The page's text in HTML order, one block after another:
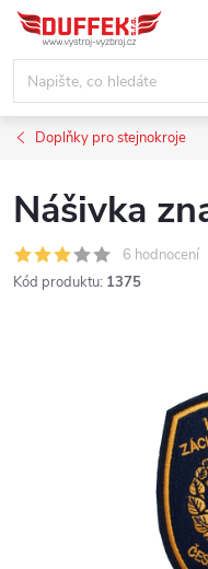
Přejít
obsah
Doplňky pro stejnokroje
Nášivka
6 hodnocení
Kód produktu: 1375